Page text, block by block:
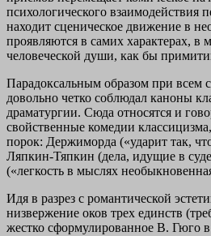
психологического взаимодействия
находит сценическое движение в
проявляются в самих характерах, в
человеческой души, как бы
Парадоксальным образом при всем
довольно четко соблюдал каноны
драматургии. Сюда относятся и
свойственные комедии
порок: Держиморда («ударит так,
Ляпкин‑Тяпкин (дела, идущие в
(«легкость в мыслях
Идя в разрез с романтической
низвержение оков трех единств
жестко сформулированное В. Гюго